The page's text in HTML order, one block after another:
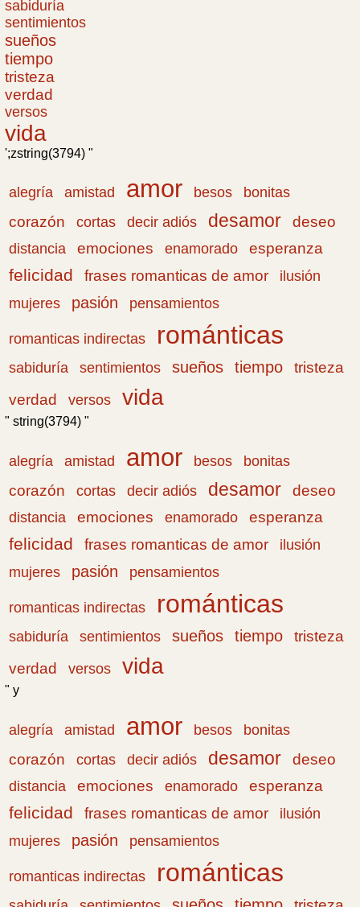
sabiduría
sentimientos
sueños
tiempo
tristeza
verdad
versos
vida
';zstring(3794) "
alegría amistad amor besos
bonitas
corazón
cortas decir adiós desamor deseo
distancia emociones enamorado esperanza
felicidad frases romanticas de amor
ilusión
mujeres
pasión pensamientos
romanticas indirectas románticas
sabiduría sentimientos sueños tiempo
tristeza
verdad
versos vida
" string(3794) "
alegría amistad amor besos
bonitas
corazón
cortas decir adiós desamor deseo
distancia emociones enamorado esperanza
felicidad frases romanticas de amor
ilusión
mujeres
pasión pensamientos
romanticas indirectas románticas
sabiduría sentimientos sueños tiempo
tristeza
verdad
versos vida
" y
alegría amistad amor besos
bonitas
corazón
cortas decir adiós desamor deseo
distancia emociones enamorado esperanza
felicidad frases romanticas de amor
ilusión
mujeres
pasión pensamientos
romanticas indirectas románticas